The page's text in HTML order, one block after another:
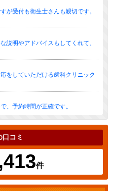
が受付も衛生士さんも親切です。
説明やアドバイスもしてくれて、
をしていただける歯科クリニック
、予約時間が正確です。
コミ
件